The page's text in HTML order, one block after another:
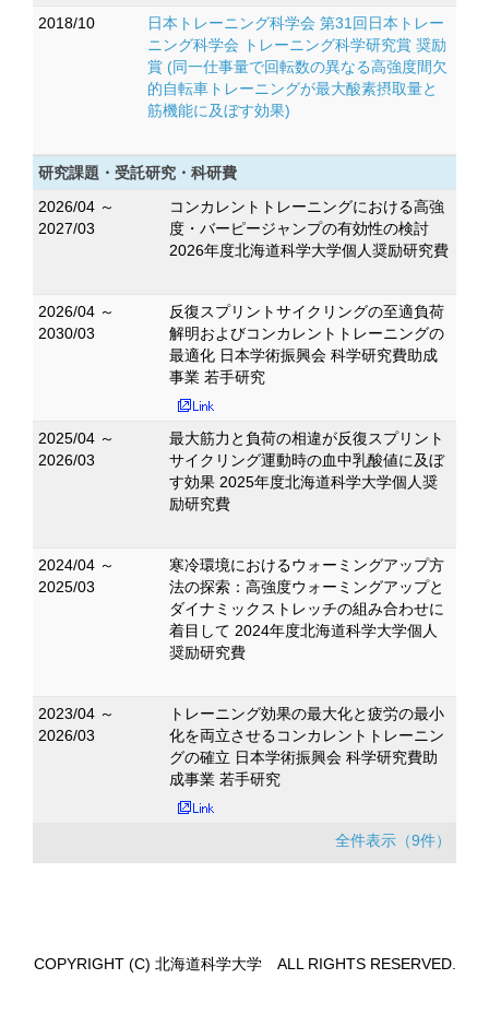
2018/10
日本トレーニング科学会 第31回日本トレー
ニング科学会 トレーニング科学研究賞 奨励
賞 (同一仕事量で回転数の異なる高強度間欠
的自転車トレーニングが最大酸素摂取量と
筋機能に及ぼす効果)
研究課題・受託研究・科研費
2026/04 ～
2027/03
コンカレントトレーニングにおける高強
度・バーピージャンプの有効性の検討
2026年度北海道科学大学個人奨励研究費
2026/04 ～
2030/03
反復スプリントサイクリングの至適負荷
解明およびコンカレントトレーニングの
最適化 日本学術振興会 科学研究費助成
事業 若手研究
2025/04 ～
2026/03
最大筋力と負荷の相違が反復スプリント
サイクリング運動時の血中乳酸値に及ぼ
す効果 2025年度北海道科学大学個人奨
励研究費
2024/04 ～
2025/03
寒冷環境におけるウォーミングアップ方
法の探索：高強度ウォーミングアップと
ダイナミックストレッチの組み合わせに
着目して 2024年度北海道科学大学個人
奨励研究費
2023/04 ～
2026/03
トレーニング効果の最大化と疲労の最小
化を両立させるコンカレントトレーニン
グの確立 日本学術振興会 科学研究費助
成事業 若手研究
全件表示（9件）
COPYRIGHT (C) 北海道科学大学 ALL RIGHTS RESERVED.